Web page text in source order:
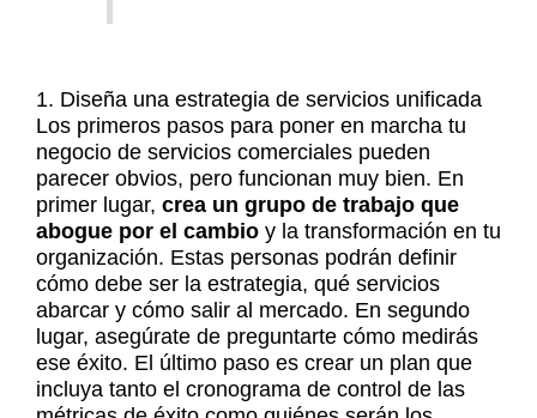
1. Diseña una estrategia de servicios unificada
Los primeros pasos para poner en marcha tu
negocio de servicios comerciales pueden
parecer obvios, pero funcionan muy bien. En
primer lugar, crea un grupo de trabajo que
abogue por el cambio y la transformación en tu
organización. Estas personas podrán definir
cómo debe ser la estrategia, qué servicios
abarcar y cómo salir al mercado. En segundo
lugar, asegúrate de preguntarte cómo medirás
ese éxito. El último paso es crear un plan que
incluya tanto el cronograma de control de las